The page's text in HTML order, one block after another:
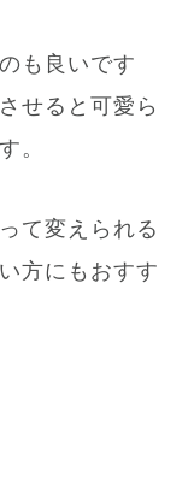
も良いです
せると可愛ら
。
て変えられる
方にもおすす